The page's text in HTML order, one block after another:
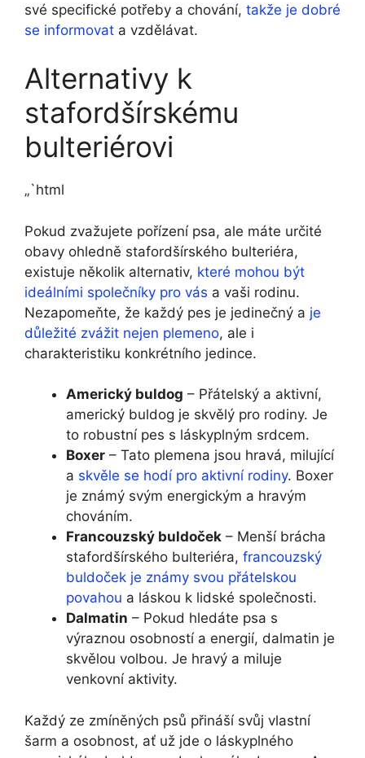
své specifické potřeby a chování, takže je dobré
se informovat a vzdělávat.
Alternativy k
stafordšírskému
bulteriérovi
„`html
Pokud zvažujete pořízení psa, ale máte určité
obavy ohledně stafordšírského bulteriéra,
existuje několik alternativ, které mohou být
ideálními společníky pro vás a vaši rodinu.
Nezapomeňte, že každý pes je jedinečný a je
důležité zvážit nejen plemeno, ale i
charakteristiku konkrétního jedince.
Americký buldog – Přátelský a aktivní,
americký buldog je skvělý pro rodiny. Je
to robustní pes s láskyplným srdcem.
Boxer – Tato plemena jsou hravá, milující
a skvěle se hodí pro aktivní rodiny. Boxer
je známý svým energickým a hravým
chováním.
Francouzský buldoček – Menší brácha
stafordšírského bulteriéra, francouzský
buldoček je známy svou přátelskou
povahou a láskou k lidské společnosti.
Dalmatin – Pokud hledáte psa s
výraznou osobností a energií, dalmatin je
skvělou volbou. Je hravý a miluje
venkovní aktivity.
Každý ze zmíněných psů přináší svůj vlastní
šarm a osobnost, ať už jde o láskyplného